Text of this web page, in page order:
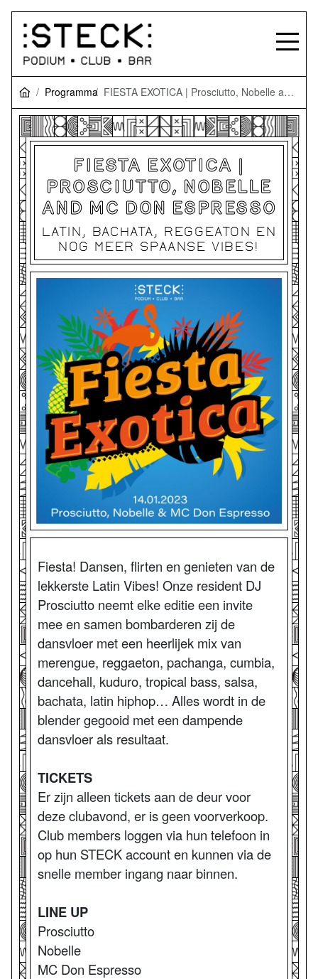
Programma FIESTA EXOTICA | Prosciutto, Nobelle and MC Don Espresso
FIESTA EXOTICA |
PROSCIUTTO, NOBELLE
AND MC DON ESPRESSO
LATIN, BACHATA, REGGEATON EN
NOG MEER SPAANSE VIBES!
Fiesta! Dansen, flirten en genieten van de
lekkerste Latin Vibes! Onze resident DJ
Prosciutto neemt elke editie een invite
mee en samen bombarderen zij de
dansvloer met een heerlijek mix van
merengue, reggaeton, pachanga, cumbia,
dancehall, kuduro, tropical bass, salsa,
bachata, latin hiphop… Alles wordt in de
blender gegooid met een dampende
dansvloer als resultaat.
TICKETS
Er zijn alleen tickets aan de deur voor
deze clubavond, er is geen voorverkoop.
Club members loggen via hun telefoon in
op hun STECK account en kunnen via de
snelle member ingang naar binnen.
LINE UP
Prosciutto
Nobelle
MC Don Espresso